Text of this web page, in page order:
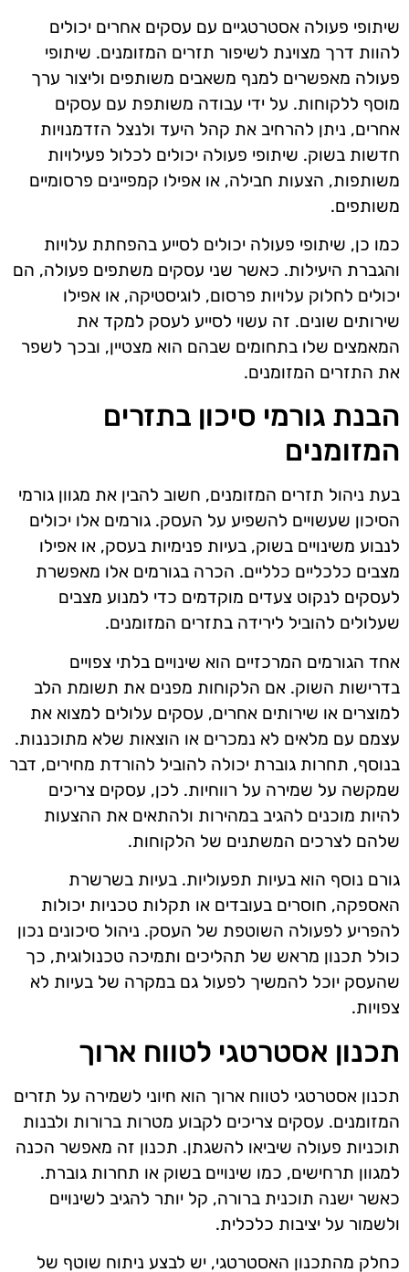
שיתופי פעולה אסטרטגיים עם עסקים אחרים יכולים
להוות דרך מצוינת לשיפור תזרים המזומנים. שיתופי
פעולה מאפשרים למנף משאבים משותפים וליצור ערך
מוסף ללקוחות. על ידי עבודה משותפת עם עסקים
אחרים, ניתן להרחיב את קהל היעד ולנצל הזדמנויות
חדשות בשוק. שיתופי פעולה יכולים לכלול פעילויות
משותפות, הצעות חבילה, או אפילו קמפיינים פרסומיים
משותפים.
כמו כן, שיתופי פעולה יכולים לסייע בהפחתת עלויות
והגברת היעילות. כאשר שני עסקים משתפים פעולה, הם
יכולים לחלוק עלויות פרסום, לוגיסטיקה, או אפילו
שירותים שונים. זה עשוי לסייע לעסק למקד את
המאמצים שלו בתחומים שבהם הוא מצטיין, ובכך לשפר
את התזרים המזומנים.
הבנת גורמי סיכון בתזרים
המזומנים
בעת ניהול תזרים המזומנים, חשוב להבין את מגוון גורמי
הסיכון שעשויים להשפיע על העסק. גורמים אלו יכולים
לנבוע משינויים בשוק, בעיות פנימיות בעסק, או אפילו
מצבים כלכליים כלליים. הכרה בגורמים אלו מאפשרת
לעסקים לנקוט צעדים מוקדמים כדי למנוע מצבים
שעלולים להוביל לירידה בתזרים המזומנים.
אחד הגורמים המרכזיים הוא שינויים בלתי צפויים
בדרישות השוק. אם הלקוחות מפנים את תשומת הלב
למוצרים או שירותים אחרים, עסקים עלולים למצוא את
עצמם עם מלאים לא נמכרים או הוצאות שלא מתוכננות.
בנוסף, תחרות גוברת יכולה להוביל להורדת מחירים, דבר
שמקשה על שמירה על רווחיות. לכן, עסקים צריכים
להיות מוכנים להגיב במהירות ולהתאים את ההצעות
שלהם לצרכים המשתנים של הלקוחות.
גורם נוסף הוא בעיות תפעוליות. בעיות בשרשרת
האספקה, חוסרים בעובדים או תקלות טכניות יכולות
להפריע לפעולה השוטפת של העסק. ניהול סיכונים נכון
כולל תכנון מראש של תהליכים ותמיכה טכנולוגית, כך
שהעסק יוכל להמשיך לפעול גם במקרה של בעיות לא
צפויות.
תכנון אסטרטגי לטווח ארוך
תכנון אסטרטגי לטווח ארוך הוא חיוני לשמירה על תזרים
המזומנים. עסקים צריכים לקבוע מטרות ברורות ולבנות
תוכניות פעולה שיביאו להשגתן. תכנון זה מאפשר הכנה
למגוון תרחישים, כמו שינויים בשוק או תחרות גוברת.
כאשר ישנה תוכנית ברורה, קל יותר להגיב לשינויים
ולשמור על יציבות כלכלית.
כחלק מהתכנון האסטרטגי, יש לבצע ניתוח שוטף של